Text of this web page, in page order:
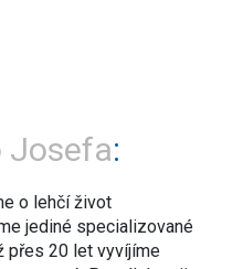
Josefa
o lehčí život
jediné specializované
přes 20 let vyvíjíme